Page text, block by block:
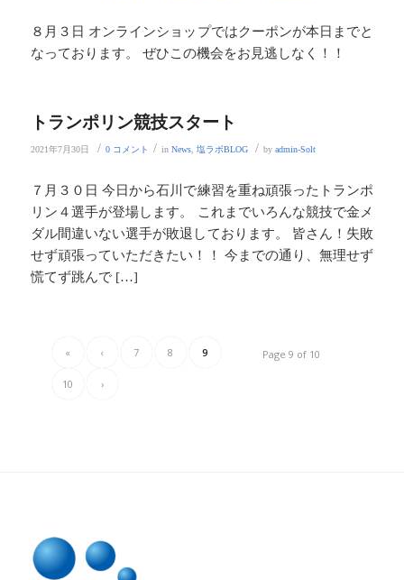
８月３日 オンラインショップではクーポンが本日までと
なっております。 ぜひこの機会をお見逃しなく！！
トランポリン競技スタート
2021年7月30日 / 0 コメント / in News, 塩ラボBLOG / by admin-Solt
７月３０日 今日から石川で練習を重ね頑張ったトランポ
リン４選手が登場します。 これまでいろんな競技で金メ
ダル間違いない選手が敗退しております。 皆さん！失敗
せず頑張っていただきたい！！ 今までの通り、無理せず
慌てず跳んで […]
Page 9 of 10
« ‹ 7 8 9
10 ›